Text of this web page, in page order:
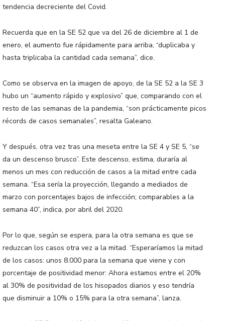
tendencia decreciente del Covid.
Recuerda que en la SE 52 que va del 26 de diciembre al 1 de
enero, el aumento fue rápidamente para arriba, “duplicaba y
hasta triplicaba la cantidad cada semana”, dice.
Como se observa en la imagen de apoyo, de la SE 52 a la SE 3
hubo un “aumento rápido y explosivo” que, comparando con el
resto de las semanas de la pandemia, “son prácticamente picos
récords de casos semanales”, resalta Galeano.
Y después, otra vez tras una meseta entre la SE 4 y SE 5, “se
da un descenso brusco”. Este descenso, estima, duraría al
menos un mes con reducción de casos a la mitad entre cada
semana. “Esa sería la proyección, llegando a mediados de
marzo con porcentajes bajos de infección; comparables a la
semana 40”, indica, por abril del 2020.
Por lo que, según se espera, para la otra semana es que se
reduzcan los casos otra vez a la mitad. “Esperaríamos la mitad
de los casos: unos 8.000 para la semana que viene y con
porcentaje de positividad menor: Ahora estamos entre el 20%
al 30% de positividad de los hisopados diarios y eso tendría
que disminuir a 10% o 15% para la otra semana”, lanza.